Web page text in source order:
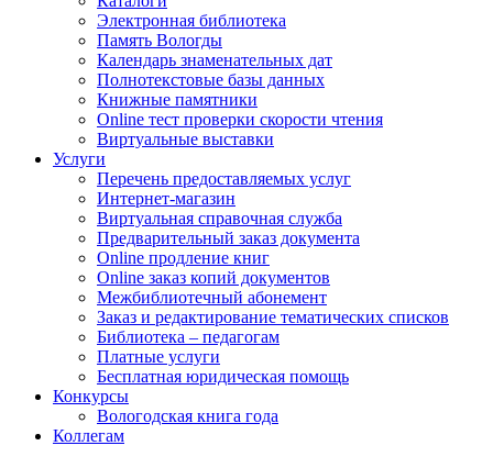
Электронная библиотека
Память Вологды
Календарь знаменательных дат
Полнотекстовые базы данных
Книжные памятники
Online тест проверки скорости чтения
Виртуальные выставки
Услуги
Перечень предоставляемых услуг
Интернет-магазин
Виртуальная справочная служба
Предварительный заказ документа
Online продление книг
Online заказ копий документов
Межбиблиотечный абонемент
Заказ и редактирование тематических списков
Библиотека – педагогам
Платные услуги
Бесплатная юридическая помощь
Конкурсы
Вологодская книга года
Коллегам